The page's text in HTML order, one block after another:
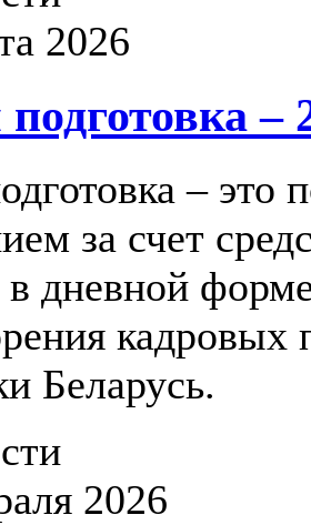
2026
–
– это
за счет
дневной
кадровых
Беларусь.
2026